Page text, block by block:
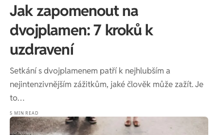
Jak zapomenout na
dvojplamen: 7 kroků k
uzdravení
Setkání s dvojplamenem patří k nejhlubším a
nejintenzivnějším zážitkům, jaké člověk může zažít. Je
to…
5 MIN READ